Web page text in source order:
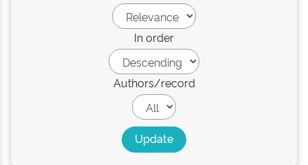
In order
Authors/record